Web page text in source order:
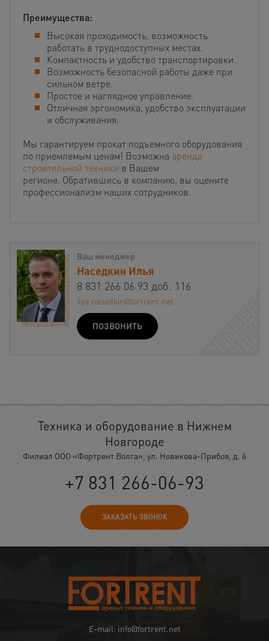
Преимущества:
Высокая проходимость, возможность
работать в труднодоступных местах.
Компактность и удобство транспортировки.
Возможность безопасной работы даже при
сильном ветре.
Простое и наглядное управление.
Отличная эргономика, удобство эксплуатации
и обслуживания.
Мы гарантируем прокат подъемного оборудования
по приемлемым ценам! Возможна аренда
строительной техники в Вашем
регионе. Обратившись в компанию, вы оцените
профессионализм наших сотрудников.
Ваш менеджер
Наседкин Илья
8 831 266 06 93 доб. 116
ilya.nasedkin@fortrent.net
ПОЗВОНИТЬ
Техника и оборудование в Нижнем
Новгороде
Филиал ООО «Фортрент Волга», ул. Новикова-Прибоя, д. 6
+7 831 266-06-93
ЗАКАЗАТЬ ЗВОНОК
E-mail: info@fortrent.net